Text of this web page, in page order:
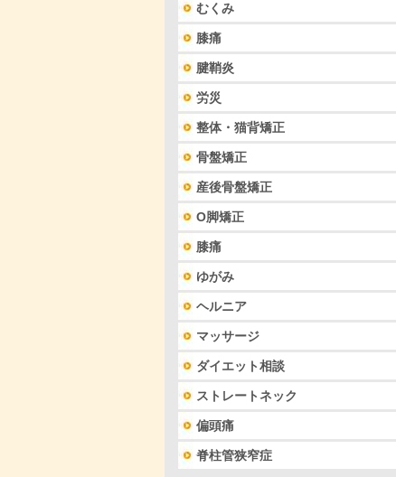
むくみ
膝痛
腱鞘炎
労災
整体・猫背矯正
骨盤矯正
産後骨盤矯正
O脚矯正
膝痛
ゆがみ
ヘルニア
マッサージ
ダイエット相談
ストレートネック
偏頭痛
脊柱管狭窄症